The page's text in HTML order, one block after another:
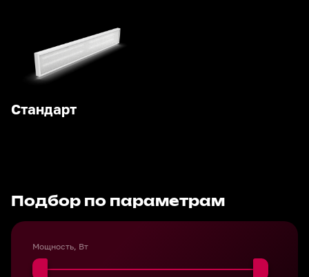
Стандарт
Подбор по параметрам
Мощность, Вт